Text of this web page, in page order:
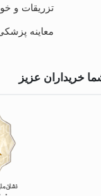
تزریقات و
معاینه
خریداران عزیز